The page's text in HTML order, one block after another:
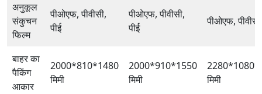
अनुकूल
संकुचन
फिल्म
पीओएफ, पीवीसी,
पीई
पीओएफ, पीवीसी,
पीई
पीओएफ,
बाहर का
पैकिंग
आकार
2000*810*1480
मिमी
2000*910*1550
मिमी
मिमी